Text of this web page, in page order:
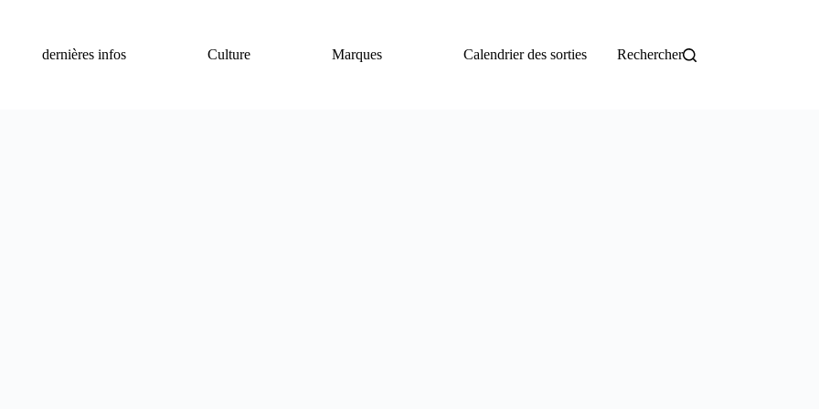
dernières infos
Culture Marques Calendrier des sorties Rechercher